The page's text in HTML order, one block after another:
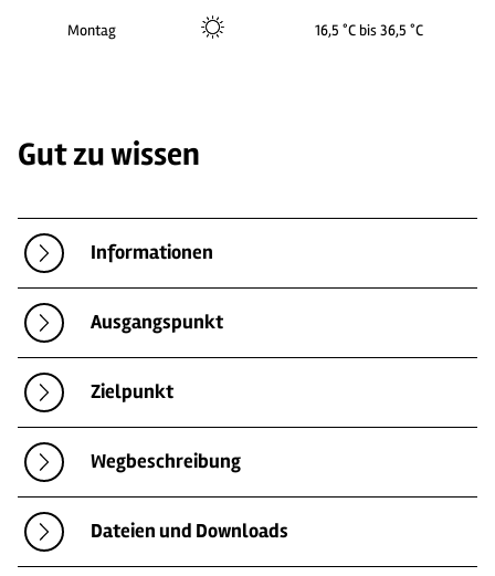
2
Montag 16,5 °C bis 36,5 °C
Gut zu wissen
Informationen
Ausgangspunkt
Zielpunkt
Wegbeschreibung
Dateien und Downloads